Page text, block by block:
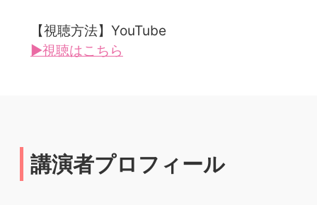
【視聴方法】YouTube
▶視聴はこちら
講演者プロフィール